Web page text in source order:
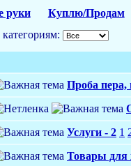
руки Куплю/Продам
Проба пера,
Услуги - 2 1
Товары